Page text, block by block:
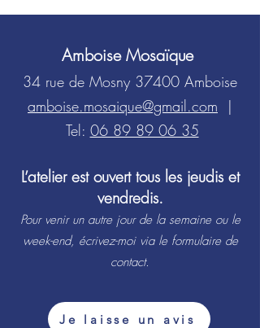
Amboise Mosaïque
34 rue de Mosny 37400 Amboise
amboise.mosaique@gmail.com |
Tel: 06 89 89 06 35
​L’atelier est ouvert tous les jeudis et
vendredis.
Pour venir un autre jour de la semaine ou le
week-end, écrivez-moi via le formulaire de
contact.
Je laisse un avis